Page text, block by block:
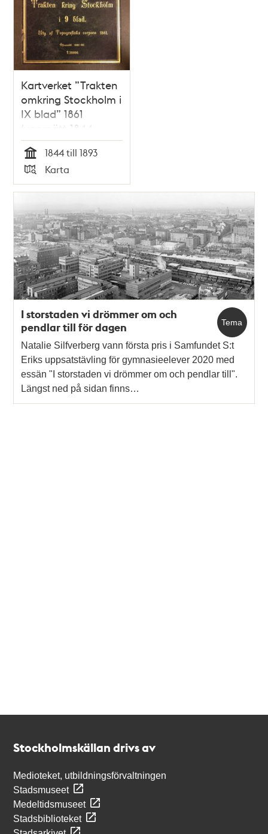
Kartverket ”Trakten
omkring Stockholm i
IX blad” 1861
(uppmätt 1844-
1850, översedd 1891-
1893)
Tid
1844 till 1893
Typ
Karta
Tema
I storstaden vi drömmer om och
pendlar till för dagen
Natalie Silfverberg vann första pris i Samfundet S:t
Eriks uppsatstävling för gymnasieelever 2020 med
essän "I storstaden vi drömmer om och pendlar till".
Längst ned på sidan finns…
Stockholmskällan drivs av
Medioteket, utbildningsförvaltningen
Stadsmuseet
Medeltidsmuseet
Stadsbiblioteket